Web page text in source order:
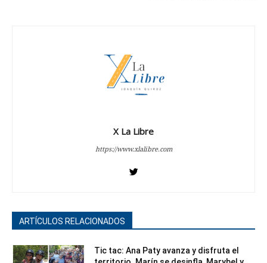
X La Libre
https://www.xlalibre.com
ARTÍCULOS RELACIONADOS
Tic tac: Ana Paty avanza y disfruta el